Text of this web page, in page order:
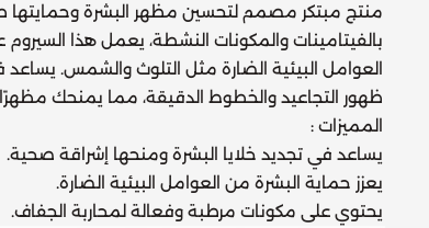
منتج مبتكر مصمم لتحسين مظهر البشرة وحمايتها
بالفيتامينات والمكونات النشطة، يعمل هذا
العوامل البيئية الضارة مثل التلوث والشمس.
ظهور التجاعيد والخطوط الدقيقة، مما يمنحك
المميزات :
يساعد في تجديد خلايا البشرة ومنحها إشراقة صحية.
يعزز حماية البشرة من العوامل البيئية الضارة.
يحتوي على مكونات مرطبة وفعالة لمحاربة الجفاف.